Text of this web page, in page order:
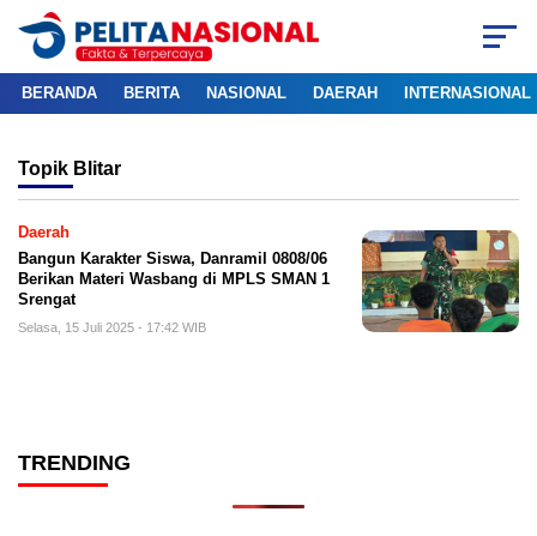
BERANDA BERITA NASIONAL DAERAH INTERNASIONAL
Topik Blitar
Daerah
Bangun Karakter Siswa, Danramil 0808/06
Berikan Materi Wasbang di MPLS SMAN 1
Srengat
Selasa, 15 Juli 2025 - 17:42 WIB
TRENDING